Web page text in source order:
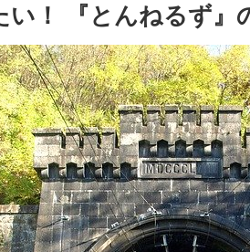
い！ 『とんねるず』